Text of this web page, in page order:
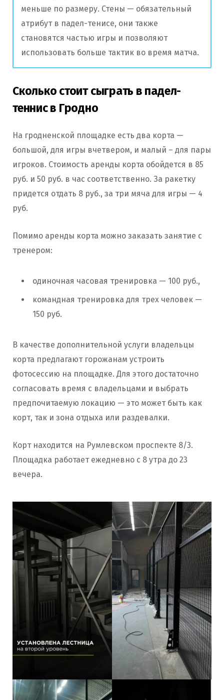
меньше по размеру. Стены — обязательный
атрибут в падел-тенисе, они также
становятся частью игры и позволяют
использовать больше тактик во время матча.
Сколько стоит сыграть в падел-
теннис в Гродно
На гродненской площадке есть два корта —
большой, для игры вчетвером, и малый – для пары
игроков. Стоимость аренды корта обойдется в 85
руб. и 50 руб. в час соответственно. За ракетку
придется отдать 8 руб., за три мяча для игры — 4
руб.
Помимо аренды корта можно заказать занятие с
тренером:
одиночная часовая тренировка — 100 руб.,
командная тренировка для трех человек —
150 руб.
В качестве дополнительной услуги владельцы
корта предлагают горожанам устроить
фотосессию на площадке. Для этого достаточно
согласовать время с владельцами и выбрать
предпочитаемую локацию — это может быть как
корт, так и зона отдыха или раздевалки.
Корт находится на Румлевском проспекте 8/3.
Площадка работает ежедневно с 8 утра до 23
вечера.